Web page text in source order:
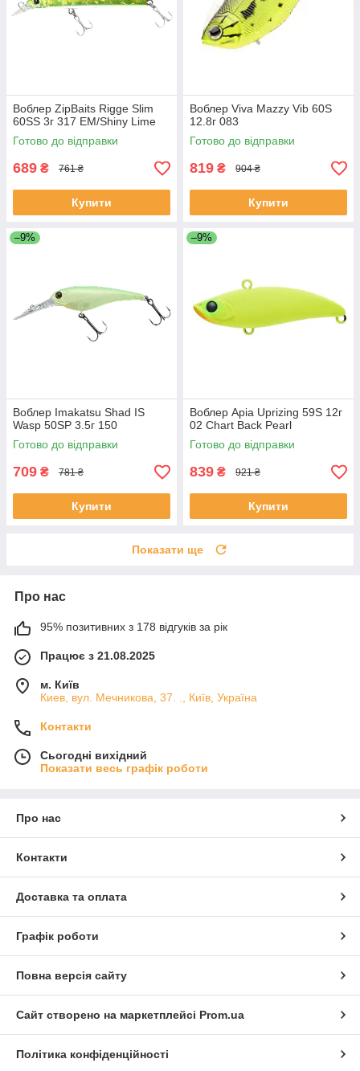
Воблер ZipBaits Rigge Slim
60SS 3г 317 EM/Shiny Lime
Готово до відправки
689 ₴ 761 ₴
Купити
Воблер Viva Mazzy Vib 60S
12.8г 083
Готово до відправки
819 ₴ 904 ₴
Купити
–9%
Воблер Imakatsu Shad IS
Wasp 50SP 3.5г 150
Готово до відправки
709 ₴ 781 ₴
Купити
–9%
Воблер Apia Uprizing 59S 12г
02 Chart Back Pearl
Готово до відправки
839 ₴ 921 ₴
Купити
Показати ще
Про нас
95% позитивних з 178 відгуків за рік
Працює з 21.08.2025
м. Київ
Киев, вул. Мечникова, 37. ., Київ, Україна
Контакти
Сьогодні вихідний
Показати весь графік роботи
Про нас
Контакти
Доставка та оплата
Графік роботи
Повна версія сайту
Сайт створено на маркетплейсі Prom.ua
Політика конфіденційності